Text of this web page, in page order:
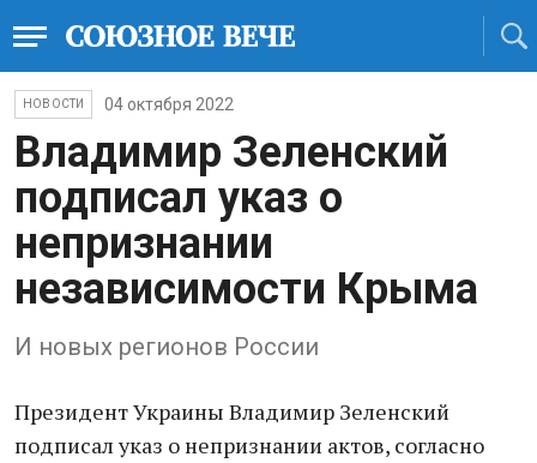
НОВОСТИ 04 октября 2022
Владимир Зеленский
подписал указ о
непризнании
независимости Крыма
И новых регионов России
Президент Украины Владимир Зеленский
подписал указ о непризнании актов, согласно